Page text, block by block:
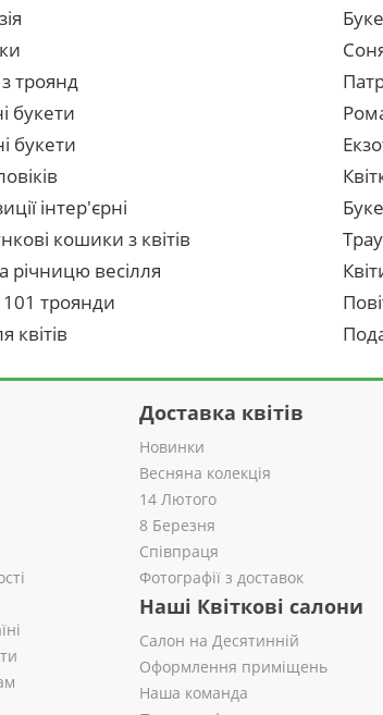
троянд
букети
букети
інтер'єрні
кошики з квітів
річницю весілля
101 троянди
квітів
Доставка квітів
Новинки
Весняна колекція
14 Лютого
8 Березня
Співпраця
Фотографії з доставок
Наші Квіткові салони
Салон на Десятинній
Оформлення приміщень
Наша команда